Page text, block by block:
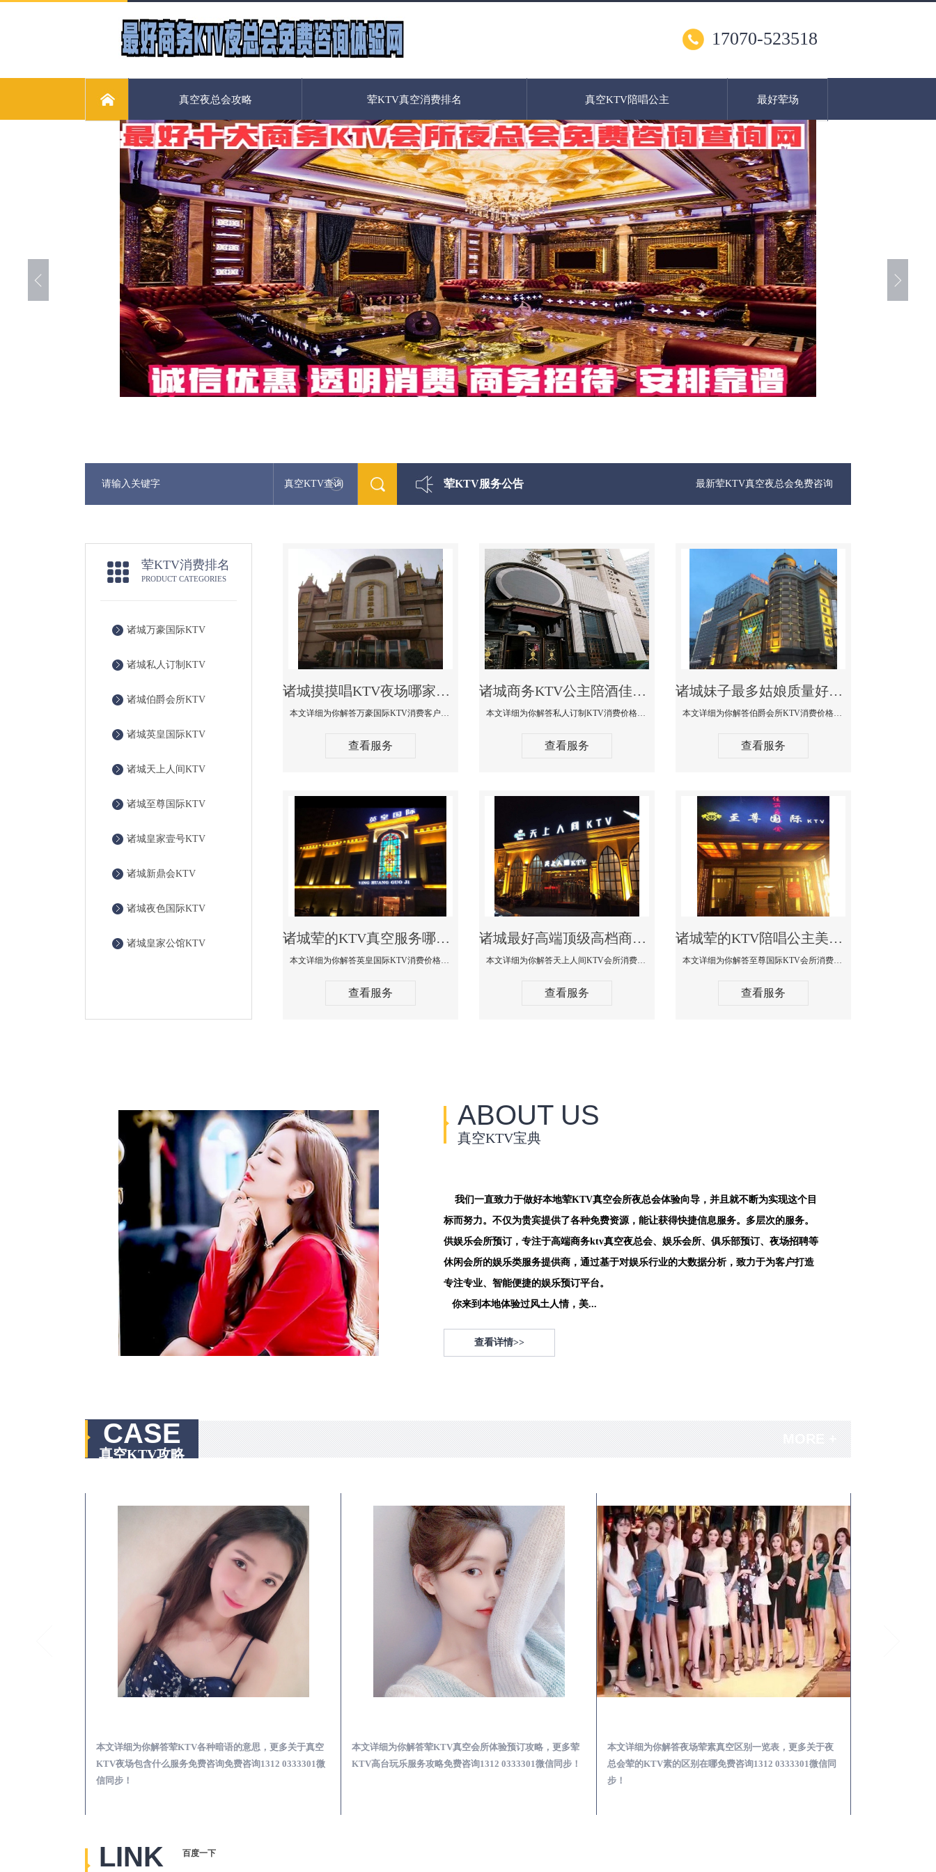
17070-523518
真空夜总会攻略 荤KTV真空消费排名 真空KTV陪唱公主 最好荤场
真空KTV查询 荤KTV服务公告 最新荤KTV真空夜总会免费咨询1312 0333301微信同步！
荤KTV消费排名
PRODUCT CATEGORIES
诸城万豪国际KTV
诸城私人订制KTV
诸城伯爵会所KTV
诸城英皇国际KTV
诸城天上人间KTV
诸城至尊国际KTV
诸城皇家壹号KTV
诸城新鼎会KTV
诸城夜色国际KTV
诸城皇家公馆KTV
诸城摸摸唱KTV夜场哪家好玩开放-万豪国际KTV消费客户点评
本文详细为你解答万豪国际KTV消费客户点评，更多关于摸摸唱KTV夜场哪家好玩开放咨询1312 0333301微信同步！
查看服务
诸城商务KTV公主陪酒佳丽漂亮哪家多-私人订制KTV消费价格口碑点评
本文详细为你解答私人订制KTV消费价格口碑点评，更多关于商务KTV公主陪酒佳丽漂亮哪家多免费咨询1312 0333301微信同步！
查看服务
诸城妹子最多姑娘质量好的真空夜总会KTV-伯爵会所KTV消费点评
本文详细为你解答伯爵会所KTV消费价格点评，更多关于妹子最多姑娘质量好的真空夜总会KTV免费咨询1312 0333301微信同步！
查看服务
诸城荤的KTV真空服务哪家好-英皇国际KTV消费价格口碑点评
本文详细为你解答英皇国际KTV消费价格点评，更多关于荤的KTV真空服务哪家好免费咨询1312 0333301微信同步！
查看服务
诸城最好高端顶级高档商务KTV夜总会-天上人间KTV消费点评
本文详细为你解答天上人间KTV会所消费价格点评，更多关于最好高端顶级高档商务KTV夜总会免费咨询1312 0333301微信同步！
查看服务
诸城荤的KTV陪唱公主美女哪家最多-至尊国际KTV会所消费价格
本文详细为你解答至尊国际KTV会所消费价格点评，更多关于荤的KTV陪唱公主美女哪家最多免费咨询1312 0333301微信同步！
查看服务
ABOUT US
真空KTV宝典
我们一直致力于做好本地荤KTV真空会所夜总会体验向导，并且就不断为实现这个目
标而努力。不仅为贵宾提供了各种免费资源，能让获得快捷信息服务。多层次的服务。
供娱乐会所预订，专注于高端商务ktv真空夜总会、娱乐会所、俱乐部预订、夜场招聘等
休闲会所的娱乐类服务提供商，通过基于对娱乐行业的大数据分析，致力于为客户打造
专注专业、智能便捷的娱乐预订平台。
你来到本地体验过风土人情，美...
查看详情>>
CASE
真空KTV攻略
本文详细为你解答荤KTV各种暗语的意思，更多关于真空
KTV夜场包含什么服务免费咨询免费咨询1312 0333301微
信同步！
本文详细为你解答荤KTV真空会所体验预订攻略，更多荤
KTV高台玩乐服务攻略免费咨询1312 0333301微信同步！
本文详细为你解答夜场荤素真空区别一览表，更多关于夜
总会荤的KTV素的区别在哪免费咨询1312 0333301微信同
步！
LINK 百度一下